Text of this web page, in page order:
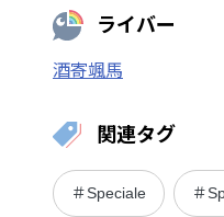
ライバー
酒寄颯馬
関連タグ
＃Speciale ＃